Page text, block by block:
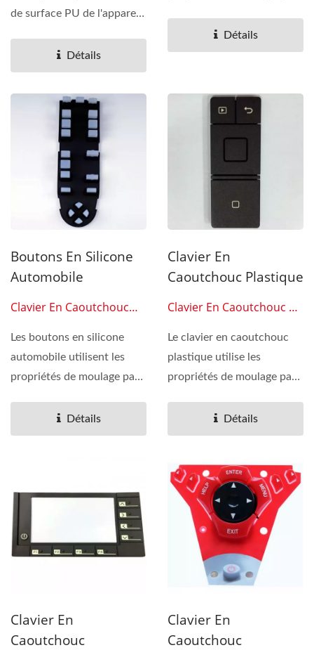
de surface PU de l'appareil
Détails
caoutchouc...Détails
Boutons En Silicone
Automobile
Clavier En Caoutchouc
Les boutons en silicone
automobile utilisent les
propriétés de moulage par
caoutchouc...Détails
Clavier En
Caoutchouc Plastique
Clavier En Caoutchouc De
Le clavier en caoutchouc
plastique utilise les
propriétés de moulage par
caoutchouc...Détails
Clavier En
Caoutchouc
Clavier En
Caoutchouc